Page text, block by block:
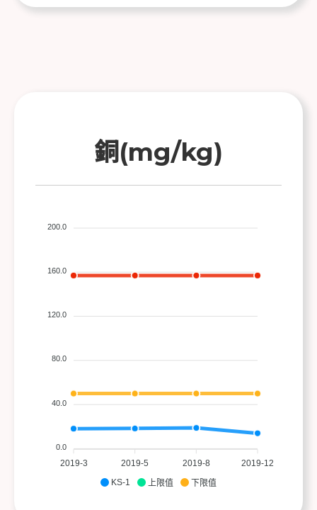
銅(mg/kg)
KS-1 上限值 下限值
2019-3 2019-5 2019-8 2019-12
200.0
160.0
120.0
80.0
40.0
0.0